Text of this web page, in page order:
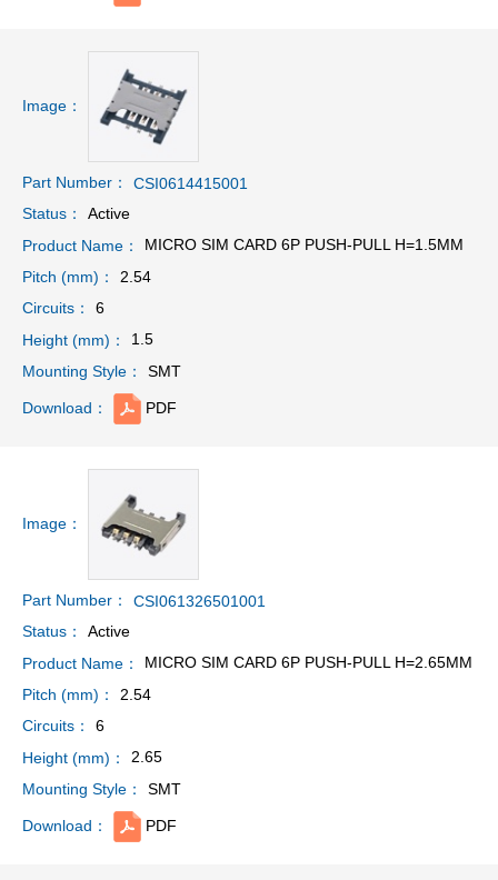
Image：
Part Number：
CSI0614415001
Status：
Active
Product Name：
MICRO SIM CARD 6P PUSH-PULL H=1.5MM
Pitch (mm)：
2.54
Circuits：
6
Height (mm)：
1.5
Mounting Style：
SMT
Download： PDF
Image：
Part Number：
CSI061326501001
Status：
Active
Product Name：
MICRO SIM CARD 6P PUSH-PULL H=2.65MM
Pitch (mm)：
2.54
Circuits：
6
Height (mm)：
2.65
Mounting Style：
SMT
Download： PDF